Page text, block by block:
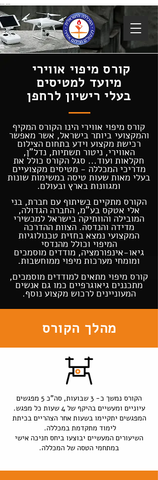
קורס מיפוי אווירי
מיועד למטיסים
בעלי רישיון לרחפן
קורס מיפוי אווירי הינו הקורס המקיף
והמקצועי ביותר בישראל, אשר מאפשר
רכישת מקצוע וידע בתחום הצילום
האווירי, ניטור תשתיות, נדל"ן,
חקלאות ועוד... סגל הקורס כולל את
מדריכי המכללה - מטיסים מקצועיים
בעלי מאות שעות טיסה במשימות שונות
ומגוונות בארץ ובעולם.
הקורס מתקיים בשיתוף עם חברת, בני
אלי אטקס בע"מ, החברה הגדולה,
המובילה והוותיקה בישראל למכשירי
מדידה והנדסה. הצוות ההדרכה
המקצועי נמצא בחזית טכנולוגיות
המיפוי וכולל מהנדסי
גיאו-אינפורמציה, מודדים מוסמכים
ומומחי מערכות מיפוי ממוחשבות.
קורס מיפוי מתאים למודדים מוסמכים,
מתכננים גיאוגרפיים כמו גם אנשים
המעוניינים לרכוש מקצוע נוסף.
מהלך הקורס
הקורס נמשך כ- 3 שבועות, סה"כ 5 מפגשים
עיוניים ומעשיים בהיקף של 4 שעות כל מפגש.
המפגשים יתקיימו בשעות אחר הצהריים בכיתת
לימוד מתקדמת במכללה.
השיעורים המעשיים יבוצעו ביחס חניכה אישי
במתחמי הטסה של המכללה.